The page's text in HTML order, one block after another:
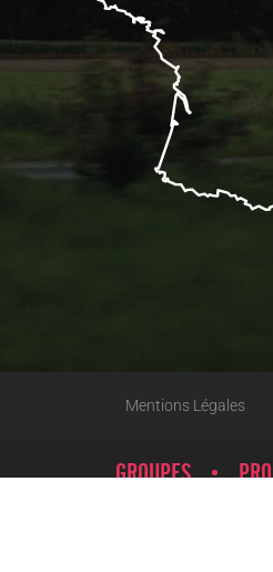
Mentions Légales
GROUPES PRO